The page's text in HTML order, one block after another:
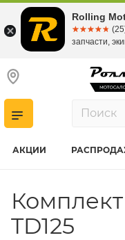
АКЦИИ
TD125
Rolling
☆☆☆☆☆
★★★★★
запчасти,